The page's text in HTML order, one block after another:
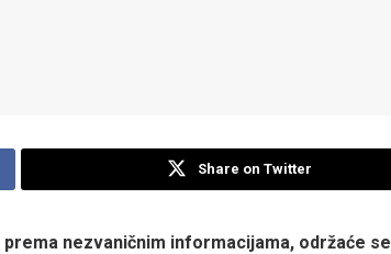
Share on Twitter
nezvaničnim informacijama, održaće se